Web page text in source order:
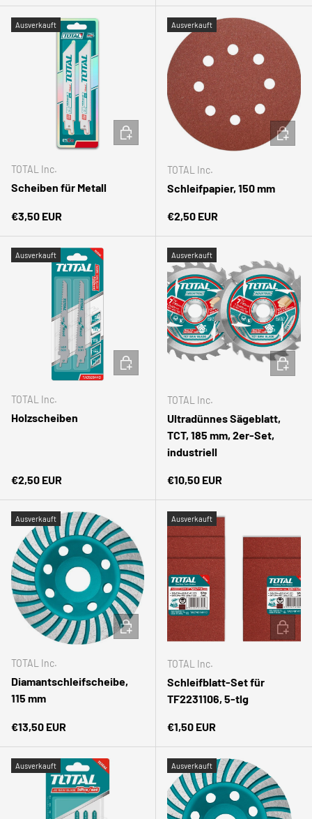
Ausverkauft
TOTAL Inc.
Scheiben für Metall
Normaler Preis
€3,50 EUR
IN DEN WARENKORB
Ausverkauft
TOTAL Inc.
Schleifpapier, 150 mm
Normaler Preis
€2,50 EUR
IN DEN
Ausverkauft
TOTAL Inc.
Holzscheiben
Normaler Preis
€2,50 EUR
IN DEN WARENKORB
Ausverkauft
TOTAL Inc.
Ultradünnes Sägeblatt,
TCT, 185 mm, 2er-Set,
industriell
Normaler Preis
€10,50 EUR
IN DEN
Ausverkauft
TOTAL Inc.
Diamantschleifscheibe,
115 mm
Normaler Preis
€13,50 EUR
IN DEN WARENKORB
Ausverkauft
TOTAL Inc.
Schleifblatt-Set für
TF2231106, 5-tlg
Normaler Preis
€1,50 EUR
IN DEN
Ausverkauft Ausverkauft